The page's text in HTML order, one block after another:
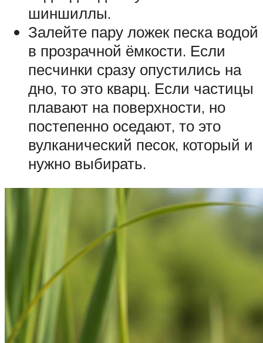
шиншиллы.
Залейте пару ложек песка водой
в прозрачной ёмкости. Если
песчинки сразу опустились на
дно, то это кварц. Если частицы
плавают на поверхности, но
постепенно оседают, то это
вулканический песок, который и
нужно выбирать.